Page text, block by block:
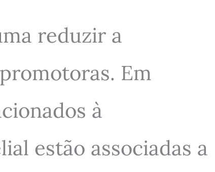
reduzir a
Em
à
estão associadas a